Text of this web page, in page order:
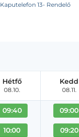
13- Rendelő
Hétfő
08.10.
09:40
10:00
Kedd
08.11.
09:00
09:20